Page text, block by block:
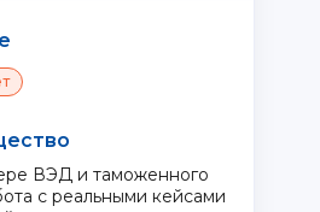
ВЭД и таможенного
с реальными кейсами